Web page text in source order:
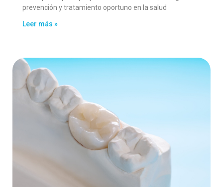
prevención y tratamiento oportuno en la salud
Leer más »